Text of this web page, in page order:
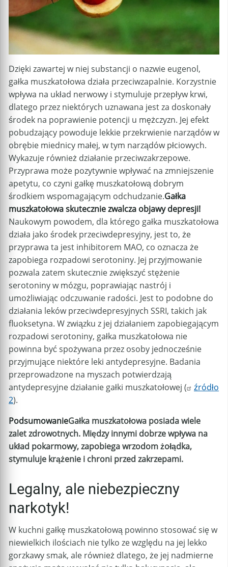
Dzięki zawartej w niej substancji o nazwie eugenol,
gałka muszkatołowa działa przeciwzapalnie. Korzystnie
wpływa na układ nerwowy i stymuluje przepływ krwi,
dlatego przez niektórych uznawana jest za doskonały
środek na poprawienie potencji u mężczyzn. Jej efekt
pobudzający powoduje lekkie przekrwienie narządów w
obrębie miednicy małej, w tym narządów płciowych.
Wykazuje również działanie przeciwzakrzepowe.
Przyprawa może pozytywnie wpływać na zmniejszenie
apetytu, co czyni gałkę muszkatołową dobrym
środkiem wspomagającym odchudzanie.Gałka
muszkatołowa skutecznie zwalcza objawy depresji!
Naukowym powodem, dla którego gałka muszkatołowa
działa jako środek przeciwdepresyjny, jest to, że
przyprawa ta jest inhibitorem MAO, co oznacza że
zapobiega rozpadowi serotoniny. Jej przyjmowanie
pozwala zatem skutecznie zwiększyć stężenie
serotoniny w mózgu, poprawiając nastrój i
umożliwiając odczuwanie radości. Jest to podobne do
działania leków przeciwdepresyjnych SSRI, takich jak
fluoksetyna. W związku z jej działaniem zapobiegającym
rozpadowi serotoniny, gałka muszkatołowa nie
powinna być spożywana przez osoby jednocześnie
przyjmujące niektóre leki antydepresyjne. Badania
przeprowadzone na myszach potwierdzają
antydepresyjne działanie gałki muszkatołowej (
źródło
2).
PodsumowanieGałka muszkatołowa posiada wiele
zalet zdrowotnych. Między innymi dobrze wpływa na
układ pokarmowy, zapobiega wrzodom żołądka,
stymuluje krążenie i chroni przed zakrzepami.
Legalny, ale niebezpieczny
narkotyk!
W kuchni gałkę muszkatołową powinno stosować się w
niewielkich ilościach nie tylko ze względu na jej lekko
gorzkawy smak, ale również dlatego, że jej nadmierne